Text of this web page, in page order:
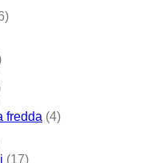
fredda (4)
(17)